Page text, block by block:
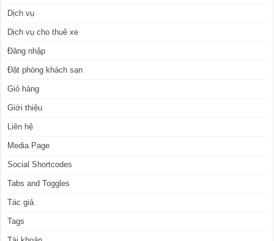
Dịch vụ
Dịch vụ cho thuê xe
Đăng nhập
Đặt phòng khách sạn
Giỏ hàng
Giới thiệu
Liên hệ
Media Page
Social Shortcodes
Tabs and Toggles
Tác giả
Tags